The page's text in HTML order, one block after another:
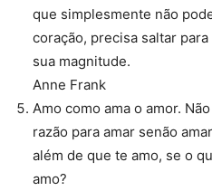
que simplesmente não
coração, precisa saltar
sua magnitude.
Anne Frank
Amo como ama o amor.
razão para amar senão
além de que te amo, se o
amo?